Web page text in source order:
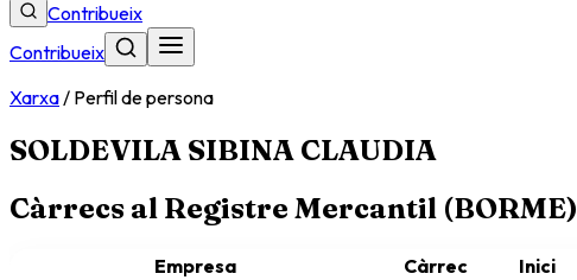
Contribueix
Contribueix
Xarxa/ Perfil de persona
SOLDEVILA SIBINA CLAUDIA
Càrrecs al Registre Mercantil (BORME)
Empresa Càrrec Inici